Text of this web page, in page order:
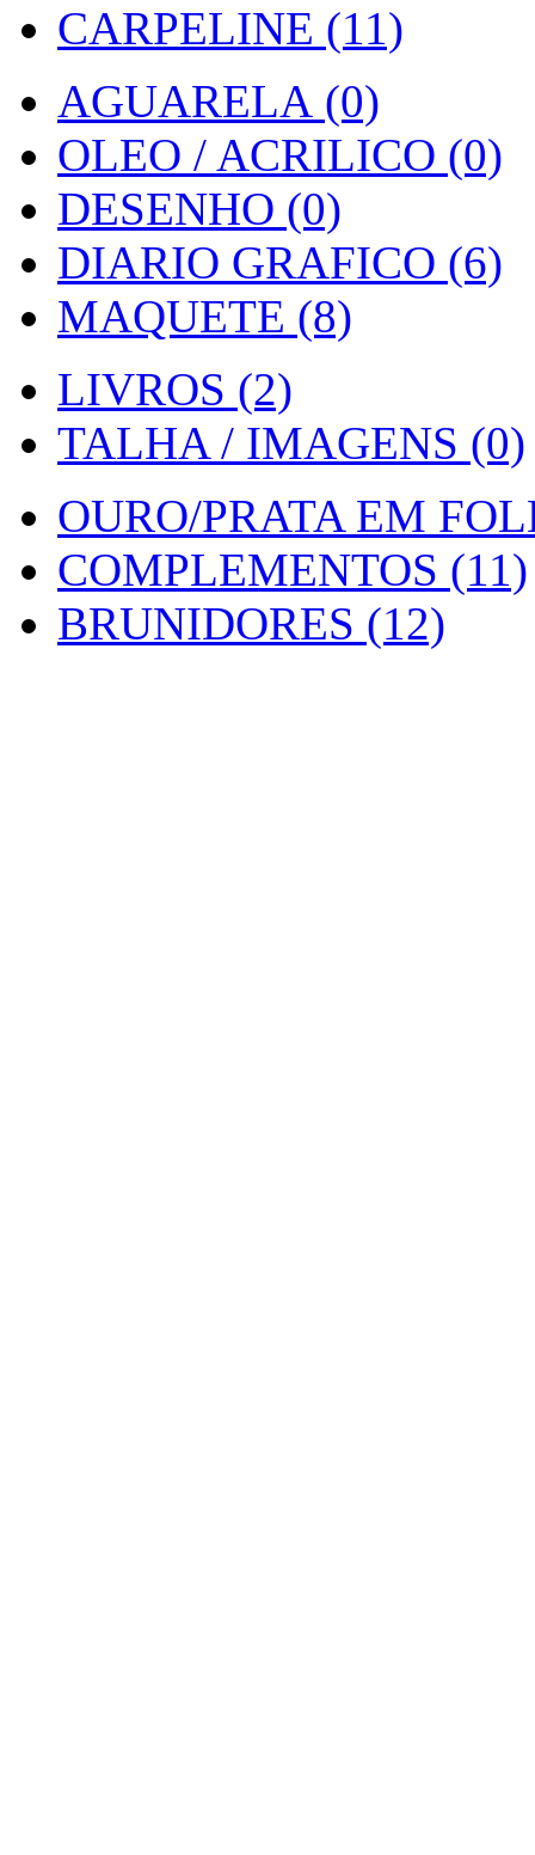
CARPELINE (11)
AGUARELA (0)
OLEO / ACRILICO (0)
DESENHO (0)
DIARIO GRAFICO (6)
MAQUETE (8)
LIVROS (2)
TALHA / IMAGENS (0)
OURO/PRATA EM
COMPLEMENTOS (11)
BRUNIDORES (12)